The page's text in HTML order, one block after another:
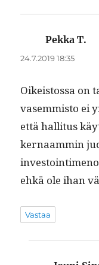
Pekka T.
24.7.2019 18:35
Oikeis­tossa on
vasem­mis­to ei
että hal­li­tus
ker­naam­min
ehkä ole ihan
Vastaa